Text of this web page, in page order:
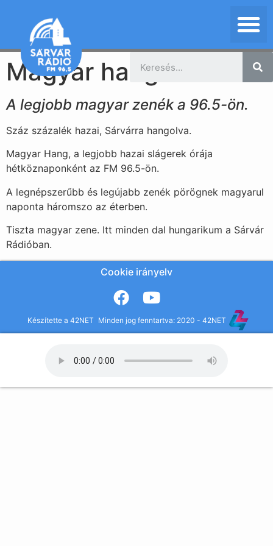
Magyar hang
A legjobb magyar zenék a 96.5-ön.
Száz százalék hazai, Sárvárra hangolva.
Magyar Hang, a legjobb hazai slágerek órája
hétköznaponként az FM 96.5-ön.
A legnépszerűbb és legújabb zenék pörögnek magyarul
naponta háromszo az éterben.
Tiszta magyar zene. Itt minden dal hungarikum a Sárvár
Rádióban.
Készítette a 42NET Minden jog fenntartva: 2020 - 42NET
Cookie irányelv